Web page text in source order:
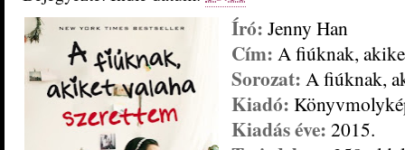
Író: Jenny Han
Cím: A ​fiúknak,
Sorozat: A ​fiúknak,
Kiadó:
Kiadás éve: 2015.